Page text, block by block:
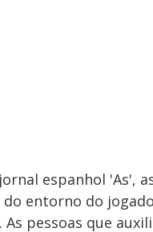
espanhol 'As',
do entorno do
As pessoas que